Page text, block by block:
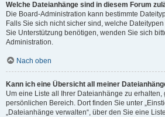
Welche Dateianhänge sind in diesem Forum
Die Board-Administration kann bestimmte
Falls Sie sich nicht sicher sind, welche
Sie Unterstützung benötigen, wenden Sie sich
Administration.
Nach oben
Kann ich eine Übersicht all meiner
Um eine Liste all Ihrer Dateianhänge zu erhalten,
persönlichen Bereich. Dort finden Sie unter
„Dateianhänge verwalten“, über den Sie eine